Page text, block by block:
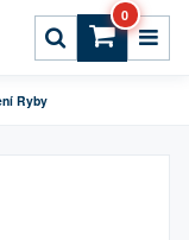
0
Ryby